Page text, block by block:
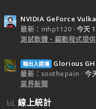
NVIDIA GeForce
最新：mhp1120
今天
測試軟體、驅動程式提供
輸出入週邊
Glorious
最新：soothepain
今
業界新聞
線上統計